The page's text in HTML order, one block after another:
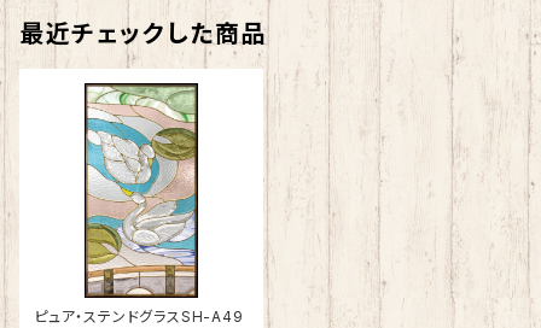
最近チェックした商品
ピュア・ステンドグラスSH-A49